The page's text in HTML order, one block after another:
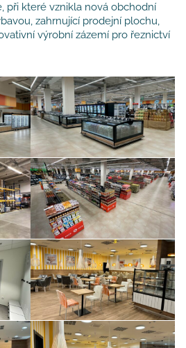
při které vznikla nová obchodní
zahrnující prodejní plochu,
výrobní zázemí pro řeznictví